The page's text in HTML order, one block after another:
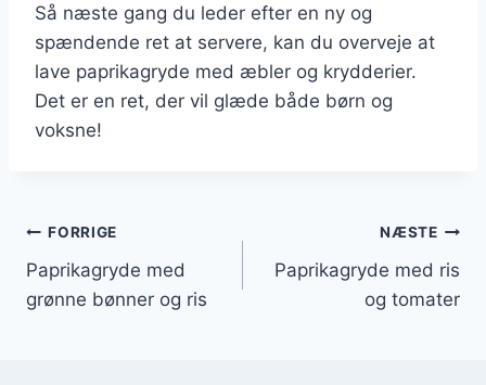
Så næste gang du leder efter en ny og
spændende ret at servere, kan du overveje at
lave paprikagryde med æbler og krydderier.
Det er en ret, der vil glæde både børn og
voksne!
Indlægsnavigation
FORRIGE
Paprikagryde med
grønne bønner og ris
NÆSTE
Paprikagryde med ris
og tomater